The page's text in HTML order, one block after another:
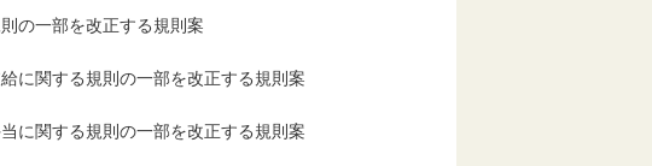
一部を改正する規則案
関する規則の一部を改正する規則案
関する規則の一部を改正する規則案